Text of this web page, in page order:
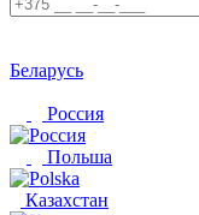
Беларусь
Россия
Польша
Казахстан